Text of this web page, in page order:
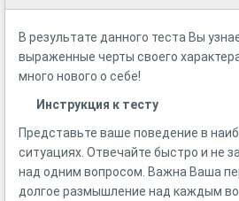
В результате данного теста Вы
выраженные черты своего
много нового о себе!
Инструкция к тесту
Представьте ваше поведение в
ситуациях. Отвечайте быстро и не
над одним вопросом. Важна Ваша
долгое размышление над каждым